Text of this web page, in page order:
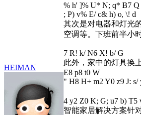
HEIMAN
% h' ]% U* N; q* B7 Q
; P) v% E/ c& h) o, \! d
其次是对电器和灯光
空调等。下班前半小
7 R! k/ N6 X! b/ G
此外，家中的灯具换
E8 p8 t0 W
" H8 H+ m2 Y0 z9 J: s/
4 y2 Z0 K; G; u7 b) T5
智能家居解决方案针